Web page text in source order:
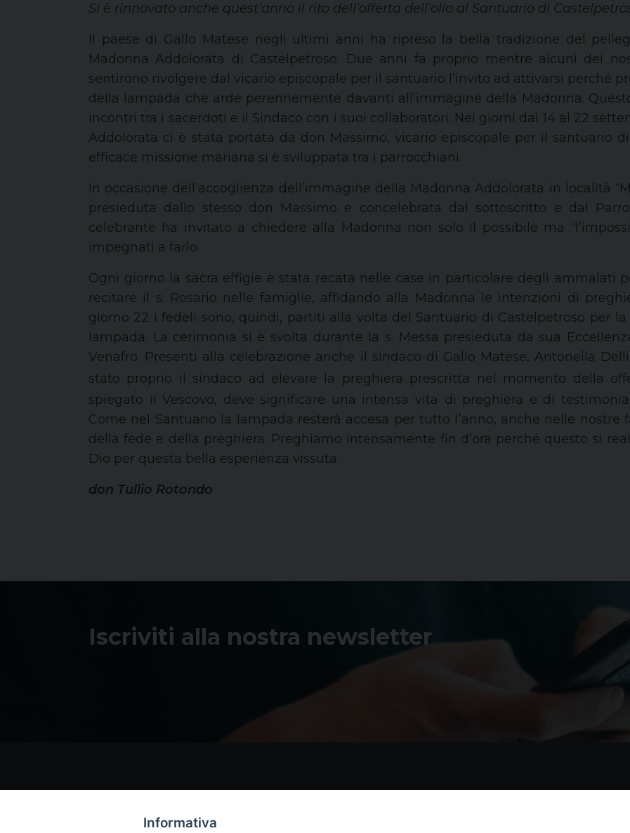
Si è rinnovato anche quest’anno il rito dell’offerta dell’olio al Santuario di
Il paese di Gallo Matese negli ultimi anni ha ripreso la bella tradizione del
Madonna Addolorata di Castelpetroso. Due anni fa proprio mentre alcuni dei
sentirono rivolgere dal vicario episcopale per il santuario l’invito ad attivarsi perché
della lampada che arde perennemente davanti all’immagine della Madonna.
incontri tra i sacerdoti e il Sindaco con i suoi collaboratori. Nei giorni dal 14 al 22
Addolorata ci è stata portata da don Massimo, vicario episcopale per il santuario
efficace missione mariana si è sviluppata tra i parrocchiani.
In occasione dell’accoglienza del l’immagine della Madonna Addolorata in località
presieduta da llo stesso don Massimo e concelebrata da l sottoscritto e dal
celebrante ha invitato a chiedere alla Madonna non solo il possibile ma
impegnati a farlo.
Ogni giorno la sacra effigie è stata recata nelle case in particolare degli ammalati
recitare il s. Rosario nelle famiglie, affidando alla Madonna le intenzioni di
giorno 22 i fedeli sono, quindi, partiti alla volta del Santuario di Castelpetroso per la
lampada. La cerimonia si è svolta durante la s. Messa presieduta da sua
Venafro. Presenti alla celebrazione anche il sindaco di Gallo Matese, Antonella
stato proprio il sindaco ad elevare la preghiera prescritta nel momento della
spiegato il Vescovo, deve significare una intensa vita di preghiera e di testimonia
Come nel Santuario la lampada resterà accesa per tutto l’anno, anche nelle nostre
della fede e della preghiera. Preghiamo intensamente fin d’ora perché questo si
Dio per questa bella esperienza vissuta.
don Tullio Rotondo
Iscriviti alla nostra newsletter
Informativa